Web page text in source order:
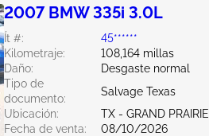
2007 BMW 335i 3.0L
Ít #:
45******
Kilometraje:
108,164 millas
Daño:
Desgaste normal
Tipo de
documento:
Salvage Texas
Ubicación:
TX - GRAND PRAIRIE
Fecha de venta:
08/10/2026